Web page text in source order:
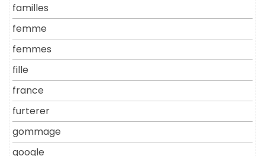
familles
femme
femmes
fille
france
furterer
gommage
google